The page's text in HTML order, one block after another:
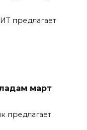
предлагает
март
предлагает